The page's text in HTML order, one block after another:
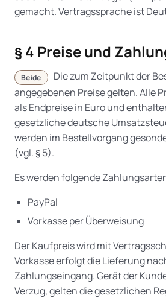
gemacht. Vertragssprache ist
§ 4 Preise und
Beide
Die zum Zeitpunkt der
angegebenen Preise gelten. Alle
als Endpreise in Euro und
gesetzliche deutsche
werden im Bestellvorgang
(vgl. § 5).
Es werden folgende
PayPal
Vorkasse per Überweisung
Der Kaufpreis wird mit
Vorkasse erfolgt die Lieferung
Zahlungseingang. Gerät der
Verzug, gelten die gesetzlichen